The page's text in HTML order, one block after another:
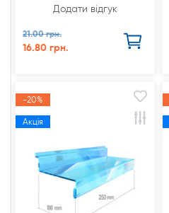
Додати відгук
21.00 грн.
16.80 грн.
-20%
Акція